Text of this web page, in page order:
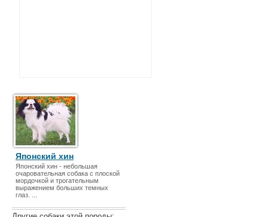
Японский хин
Японский хин - небольшая
очаровательная собака с плоской
мордочкой и трогательным
выражением больших темных
глаз. ...